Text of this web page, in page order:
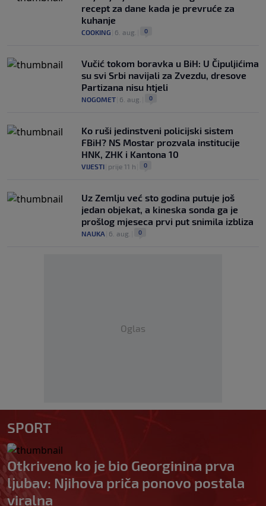
recept za dane kada je prevruće za
kuhanje
COOKING 6. aug. 0
Vučić tokom boravka u BiH: U Čipuljićima
su svi Srbi navijali za Zvezdu, dresove
Partizana nisu htjeli
NOGOMET 6. aug. 0
Ko ruši jedinstveni policijski sistem
FBiH? NS Mostar prozvala institucije
HNK, ZHK i Kantona 10
VIJESTI prije 11 h 0
Uz Zemlju već sto godina putuje još
jedan objekat, a kineska sonda ga je
prošlog mjeseca prvi put snimila izbliza
NAUKA 6. aug. 0
Oglas
SPORT
Otkriveno ko je bio Georginina prva
ljubav: Njihova priča ponovo postala
viralna